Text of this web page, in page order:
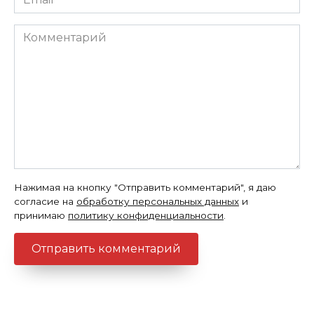
*
Комментарий
Нажимая на кнопку "Отправить комментарий", я даю
согласие на обработку персональных данных и
принимаю политику конфиденциальности.